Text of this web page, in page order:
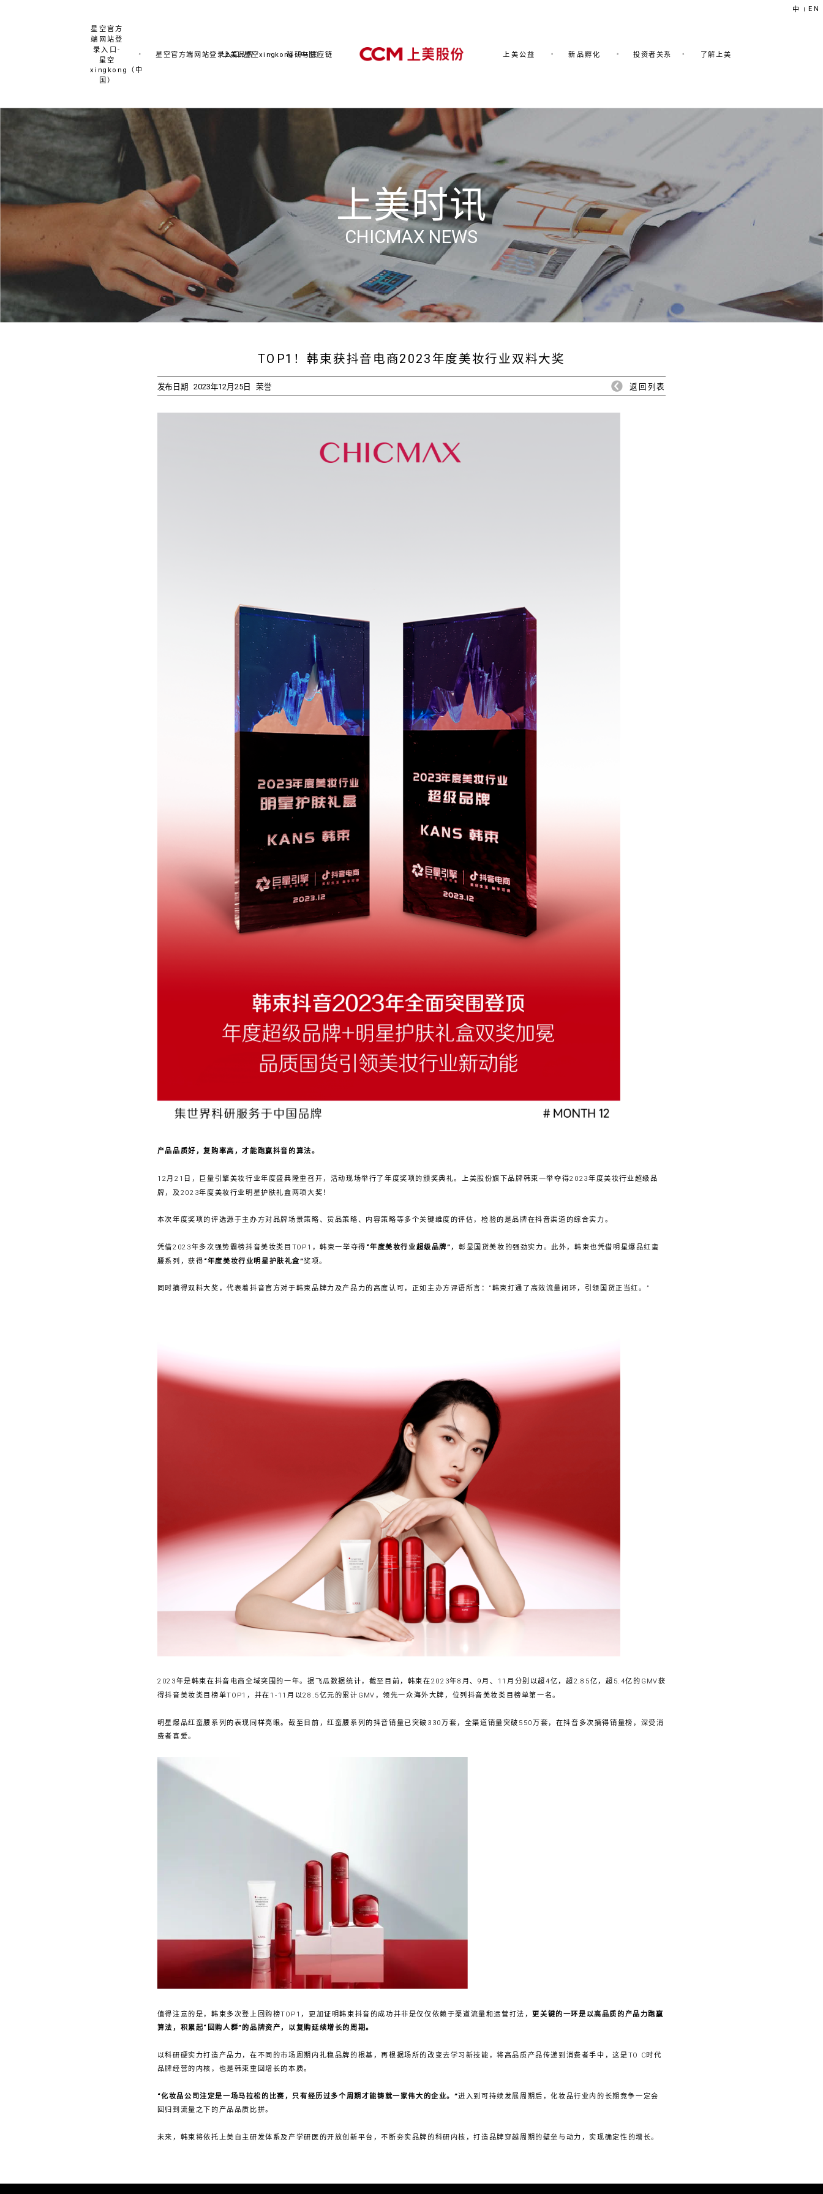
星空官方
端网站登
录入口-
星空
xingkong（中
国）
星空官方端网站登录入口-星空xingkong（中国）
上美品牌 科研与供应链 上美公益 新品孵化 投资者关系 了解上美
中 | EN
上美时讯
CHICMAX NEWS
TOP1！韩束获抖音电商2023年度美妆行业双料大奖
发布日期 2023年12月25日 荣誉 返回列表
产品品质好，复购率高，才能跑赢抖音的算法。
12月21日，巨量引擎美妆行业年度盛典隆重召开，活动现场举行了年度奖项的颁奖典礼。上美股份旗下品牌韩束一举夺得2023年度美妆行业超级品
牌，及2023年度美妆行业明星护肤礼盒两项大奖！
本次年度奖项的评选源于主办方对品牌场景策略、货品策略、内容策略等多个关键维度的评估，检验的是品牌在抖音渠道的综合实力。
凭借2023年多次强势霸榜抖音美妆类目TOP1，韩束一举夺得 “年度美妆行业超级品牌” ，彰显国货美妆的强劲实力。此外，韩束也凭借明星爆品红蛮
腰系列，获得 “年度美妆行业明星护肤礼盒”奖项。
同时摘得双料大奖，代表着抖音官方对于韩束品牌力及产品力的高度认可，正如主办方评语所言：“韩束打通了高效流量闭环，引领国货正当红。”
2023年是韩束在抖音电商全域突围的一年。据飞瓜数据统计，截至目前，韩束在2023年8月、9月、11月分别以超4亿，超2.85亿，超5.4亿的GMV获
得抖音美妆类目榜单TOP1，并在1-11月以28.5亿元的累计GMV，领先一众海外大牌，位列抖音美妆类目榜单第一名。
明星爆品红蛮腰系列的表现同样亮眼。截至目前，红蛮腰系列的抖音销量已突破330万套，全渠道销量突破550万套，在抖音多次摘得销量榜，深受消
费者喜爱。
值得注意的是，韩束多次登上回购榜TOP1，更加证明韩束抖音的成功并非是仅仅依赖于渠道流量和运营打法，更关键的一环是以高品质的产品力跑赢
算法，积累起“回购人群”的品牌资产，以复购延续增长的周期。
以科研硬实力打造产品力，在不同的市场周期内扎稳品牌的根基，再根据场所的改变去学习新技能，将高品质产品传递到消费者手中，这是TO C时代
品牌经营的内核，也是韩束重回增长的本质。
“化妆品公司注定是一场马拉松的比赛，只有经历过多个周期才能铸就一家伟大的企业。”进入到可持续发展周期后，化妆品行业内的长期竞争一定会
回归到流量之下的产品品质比拼。
未来，韩束将依托上美自主研发体系及产学研医的开放创新平台，不断夯实品牌的科研内核，打造品牌穿越周期的壁垒与动力，实现确定性的增长。